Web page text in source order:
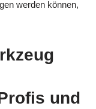
werden können,
und